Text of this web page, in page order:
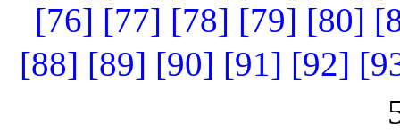
[76] [77] [78] [79] [80]
[88] [89] [90] [91] [92]